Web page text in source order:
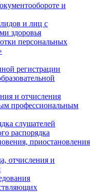
и
и лиц с
здоровья
персональных
регистрации
и отчисления
профессиональным
слушателей
распорядка
приостановления
отчисления и